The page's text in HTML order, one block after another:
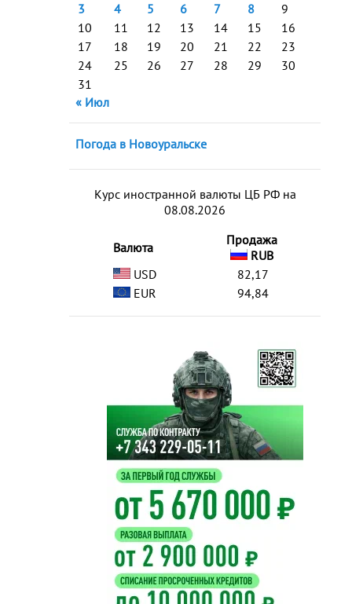
3
4 5 6 7 8
9
10
11 12 13 14 15
16
17
18 19 20 21 22
23
24
25 26 27 28 29
30
31
« Июл
Погода в Новоуральске
Курс иностранной валюты ЦБ РФ на
08.08.2026
Валюта
Продажа
RUB
USD
82,17
EUR
94,84